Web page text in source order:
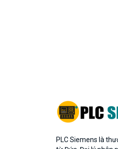
PLC Siemens là